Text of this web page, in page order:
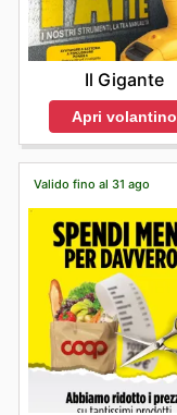
Il Gigante
Apri volantino
Valido fino al 31 ago